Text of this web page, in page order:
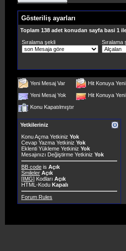
Gösteriliş ayarları
Toplam 138 adet konudan sayfa basi 1
Sıralama şekli
Sıralama
Yeni Mesaj Var
Hit Konuya Yeni
Yeni Mesaj Yok
Hit Konuya
Konu Kapatılmıştır
Yetkileriniz
Konu Açma Yetkiniz Yok
Cevap Yazma Yetkiniz Yok
Eklenti Yükleme Yetkiniz Yok
Mesajınızı Değiştirme Yetkiniz Yok
BB code is Açık
Smileler Açık
[IMG] Kodları Açık
HTML-Kodu Kapalı
Forum Rules